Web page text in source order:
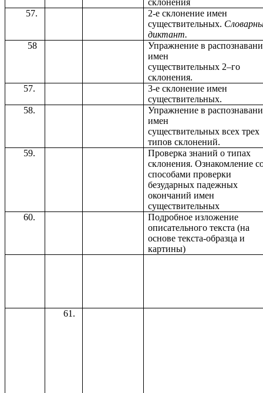
57.
2-е склонение имен
существительных.
диктант.
58
Упражнение в
имен
существительных 2–го
склонения.
3-е склонение имен
существительных.
Упражнение в
имен
существительных всех трех
типов склонений.
Проверка знаний о типах
склонения. Ознакомление
способами проверки
безударных падежных
окончаний имен
существительных
Подробное изложение
описательного текста (на
основе текста-образца и
картины)